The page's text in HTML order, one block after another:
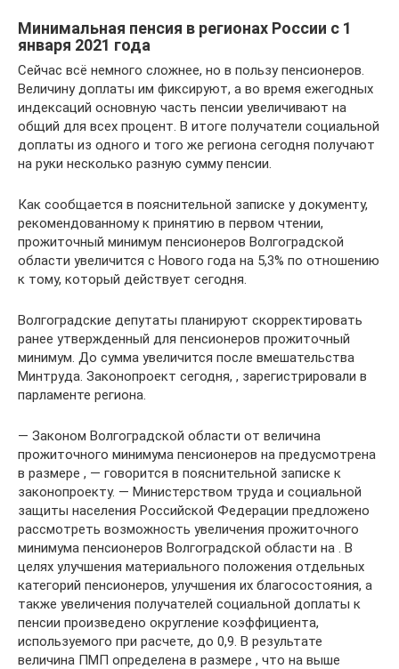
Минимальная пенсия в регионах России с 1
января 2021 года
Сейчас всё немного сложнее, но в пользу пенсионеров.
Величину доплаты им фиксируют, а во время ежегодных
индексаций основную часть пенсии увеличивают на
общий для всех процент. В итоге получатели социальной
доплаты из одного и того же региона сегодня получают
на руки несколько разную сумму пенсии.
Как сообщается в пояснительной записке у документу,
рекомендованному к принятию в первом чтении,
прожиточный минимум пенсионеров Волгоградской
области увеличится с Нового года на 5,3% по отношению
к тому, который действует сегодня.
Волгоградские депутаты планируют скорректировать
ранее утвержденный для пенсионеров прожиточный
минимум. До сумма увеличится после вмешательства
Минтруда. Законопроект сегодня, , зарегистрировали в
парламенте региона.
— Законом Волгоградской области от величина
прожиточного минимума пенсионеров на предусмотрена
в размере , — говорится в пояснительной записке к
законопроекту. — Министерством труда и социальной
защиты населения Российской Федерации предложено
рассмотреть возможность увеличения прожиточного
минимума пенсионеров Волгоградской области на . В
целях улучшения материального положения отдельных
категорий пенсионеров, улучшения их благосостояния, а
также увеличения получателей социальной доплаты к
пенсии произведено округление коэффициента,
используемого при расчете, до 0,9. В результате
величина ПМП определена в размере , что на выше